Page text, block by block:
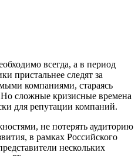
всегда, а в период
пристальнее следят за
компаниями, стараясь
сложные кризисные времена
для репутации компаний.
не потерять аудиторию
в рамках Российского
нескольких